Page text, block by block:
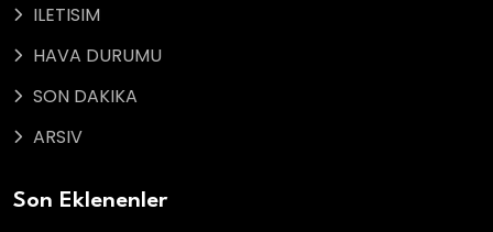
ILETISIM
HAVA DURUMU
SON DAKIKA
ARSIV
Son Eklenenler